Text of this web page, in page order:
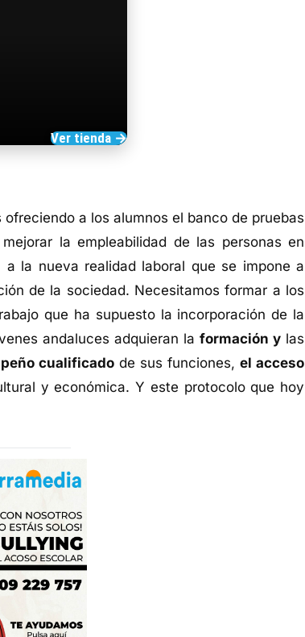
Ver tienda →
a los alumnos el banco de pruebas
la empleabilidad de las personas en
la nueva realidad laboral que se impone a
de la sociedad. Necesitamos formar a los
que ha supuesto la incorporación de la
andaluces adquieran la formación ylas
cualificado de sus funciones, el acceso
y económica. Y este protocolo que hoy